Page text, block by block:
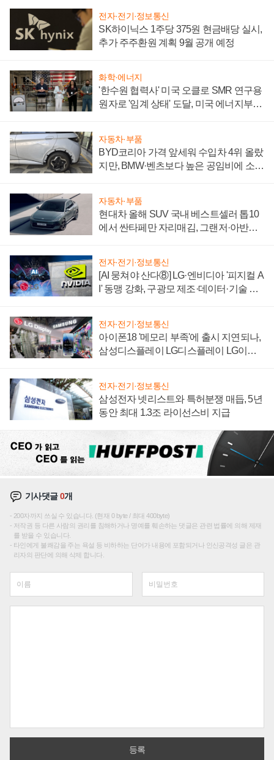
전자·전기·정보통신
SK하이닉스 1주당 375원 현금배당 실시,
추가 주주환원 계획 9월 공개 예정
화학·에너지
'한수원 협력사' 미국 오클로 SMR 연구용
원자로 '임계 상태' 도달, 미국 에너지부
자동차·부품
BYD코리아 가격 앞세워 수입차 4위 올랐
지만, BMW·벤츠보다 높은 공임비에 소비
자동차·부품
현대차 올해 SUV 국내 베스트셀러 톱10
에서 싼타페만 자리매김, 그랜저·아반떼
전자·전기·정보통신
[AI 뭉쳐야 산다⑧] LG·엔비디아 '피지컬 A
I' 동맹 강화, 구광모 제조·데이터·기술 결
전자·전기·정보통신
아이폰18 '메모리 부족'에 출시 지연되나,
삼성디스플레이 LG디스플레이 LG이노
전자·전기·정보통신
삼성전자 넷리스트와 특허분쟁 매듭, 5년
동안 최대 1.3조 라이선스비 지급
기사댓글0개
200자까지 쓰실 수 있습니다. (현재 0 byte / 최대 400byte)
저작권 등 다른 사람의 권리를 침해하거나 명예를 훼손하는 댓글은 관련 법률에 의해 제재
를 받을 수 있습니다.
타인에게 불쾌감을 주는 욕설 등 비하하는 단어가 내용에 포함되거나 인신공격성 글은 관
리자의 판단에 의해 삭제 합니다.